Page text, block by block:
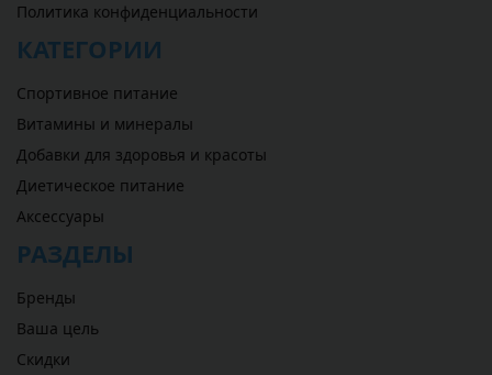
Политика конфиденциальности
КАТЕГОРИИ
Спортивное питание
Витамины и минералы
Добавки для здоровья и красоты
Диетическое питание
Аксессуары
РАЗДЕЛЫ
Бренды
Ваша цель
Скидки